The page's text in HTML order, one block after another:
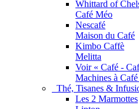
Whittard of
Café Méo
Nescafé
Maison du Café
Kimbo Caffè
Melitta
Voir « Café -
Machines à Café
Thé, Tisanes &
Les 2 Marmottes